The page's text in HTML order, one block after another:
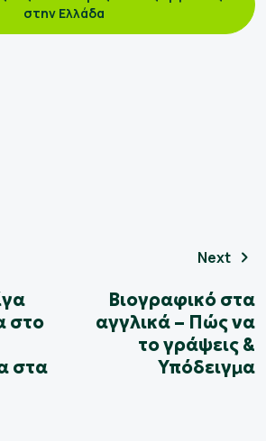
στην Ελλάδα
στο
στα
Next
Βιογραφικό στα
αγγλικά – Πώς να
το γράψεις &
Υπόδειγμα